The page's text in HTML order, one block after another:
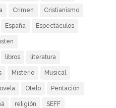
Crimen Cristianismo
España Espectáculos
libros literatura
Misterio Musical
Otelo Pentación
religión SEFF